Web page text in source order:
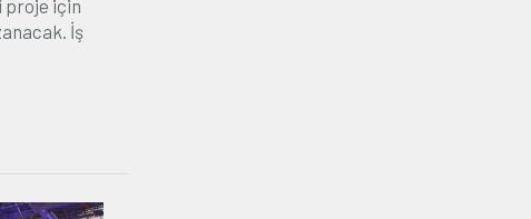
proje için
İş